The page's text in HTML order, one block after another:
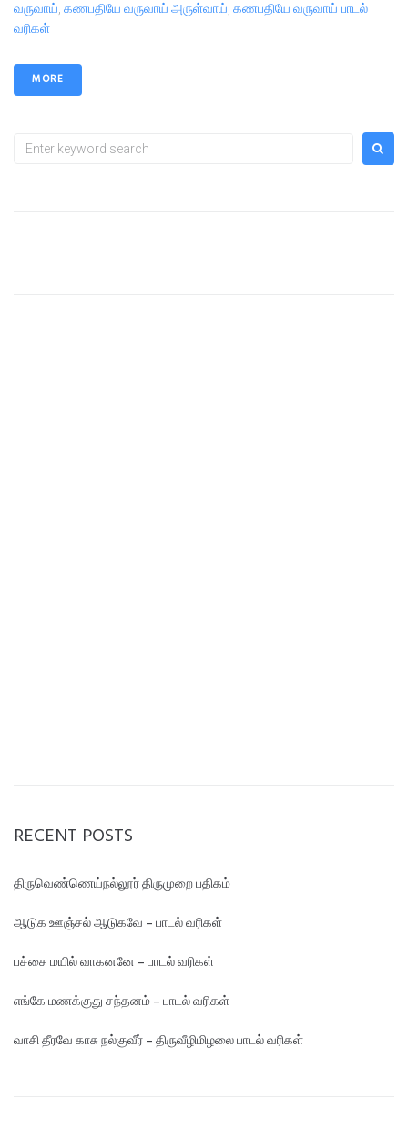
வருவாய் கணபதியே வருவாய் அருள்வாய் கணபதியே வருவாய் பாடல்
வரிகள்
MORE
RECENT POSTS
திருவெண்ணெய்நல்லூர் திருமுறை பதிகம்
ஆடுக ஊஞ்சல் ஆடுகவே – பாடல் வரிகள்
பச்சை மயில் வாகனனே – பாடல் வரிகள்
எங்கே மண‌க்குது சந்தனம் – பாடல் வரிகள்
வாசி தீரவே காசு நல்குவீர் – திருவீழிமிழலை பாடல் வரிகள்